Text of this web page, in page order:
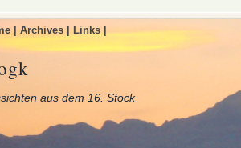
| Archives | Links |
aus dem 16. Stock